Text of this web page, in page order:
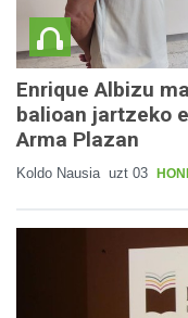
Enrique Albizu
balioan jartzeko
Arma Plazan
Koldo Nausia uzt 03